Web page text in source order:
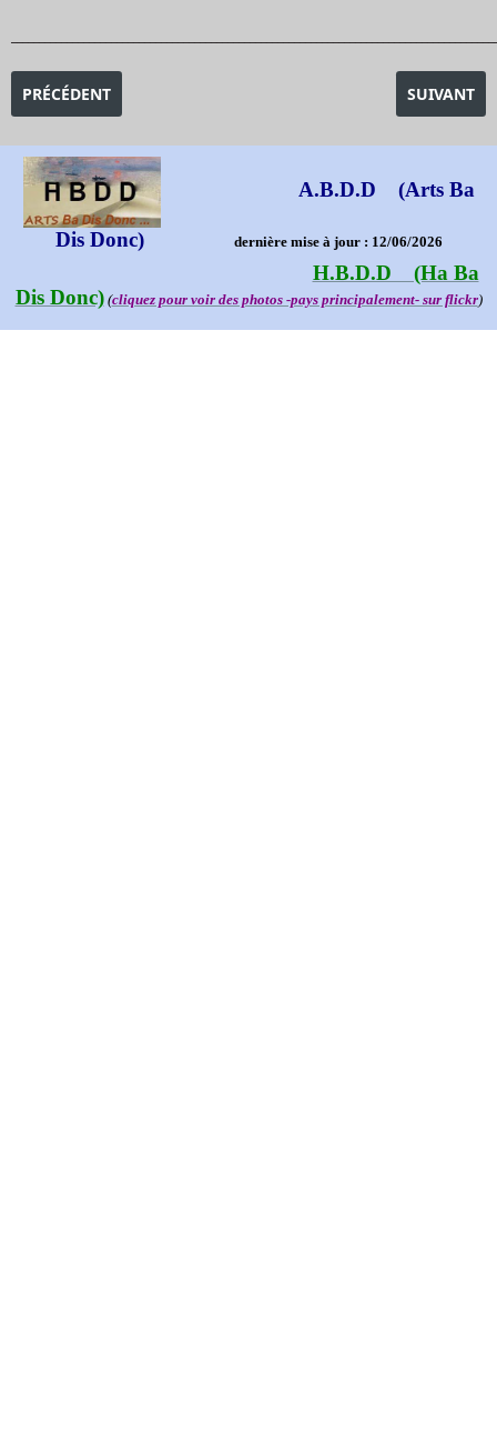
ARTICLE PRÉCÉDENT : EXPOSITION DES CHEVEUX ET DES
PRÉCÉDENT ARTICLE
SUIVANT
A.B.D.D (Arts Ba
Dis Donc) dernière mise à jour : 12/06/2026
H.B.D.D (Ha Ba
Dis Donc)(cliquez pour voir des photos -pays principalement- sur flickr)